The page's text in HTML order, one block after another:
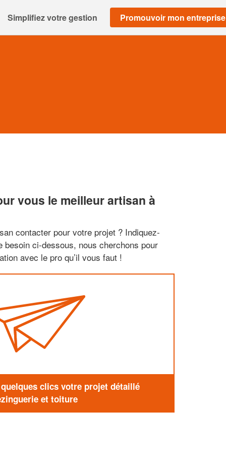
Simplifiez votre gestion Promouvoir mon entreprise
vous le meilleur artisan à
contacter pour votre projet ? Indiquez-
besoin ci-dessous, nous cherchons pour
avec le pro qu’il vous faut !
clics votre projet détaillé
et toiture